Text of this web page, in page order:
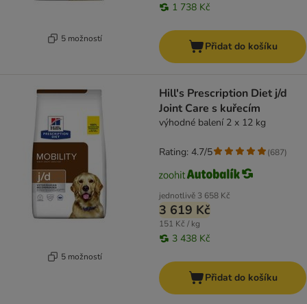
5 možností
1 738 Kč
Přidat do košíku
5 možností
Hill's Prescription Diet j/d
Joint Care s kuřecím
výhodné balení 2 x 12 kg
jednotlivě 3 658 Kč
3 619 Kč
151 Kč / kg
3 438 Kč
Rating: 4.7/5 (687)
Přidat do košíku